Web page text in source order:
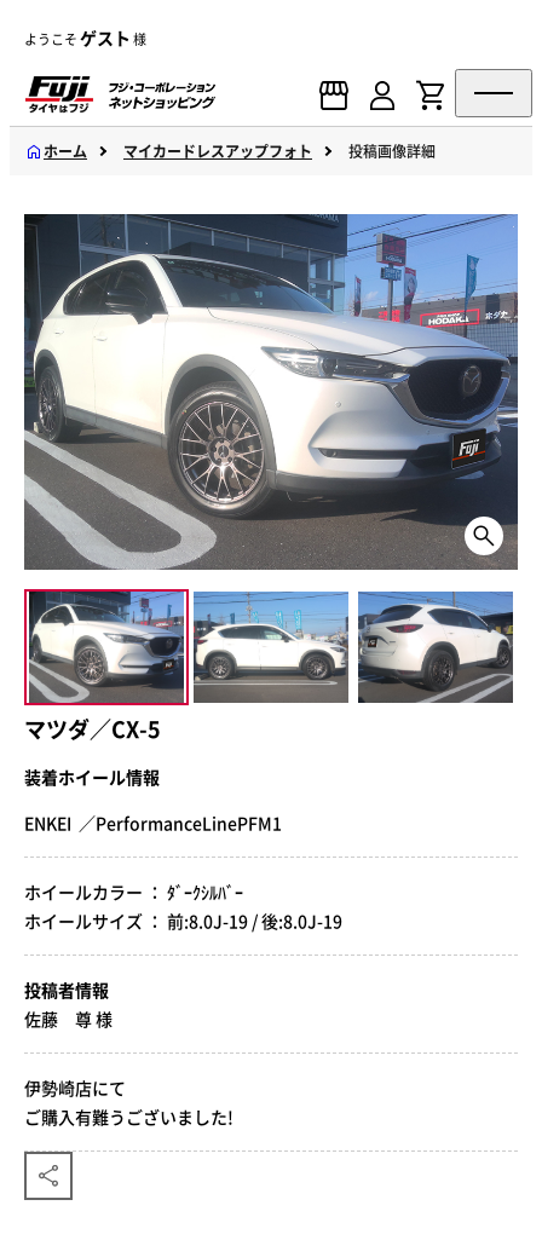
ようこそゲスト 様
ホーム マイカードレスアップフォト 投稿画像詳細
マツダ／CX-5
装着ホイール情報
ENKEI ／PerformanceLinePFM1
ホイールカラー ： ﾀﾞｰｸｼﾙﾊﾞｰ
ホイールサイズ ： 前:8.0J-19 / 後:8.0J-19
投稿者情報
佐藤 尊 様
伊勢崎店にて
ご購入有難うございました!